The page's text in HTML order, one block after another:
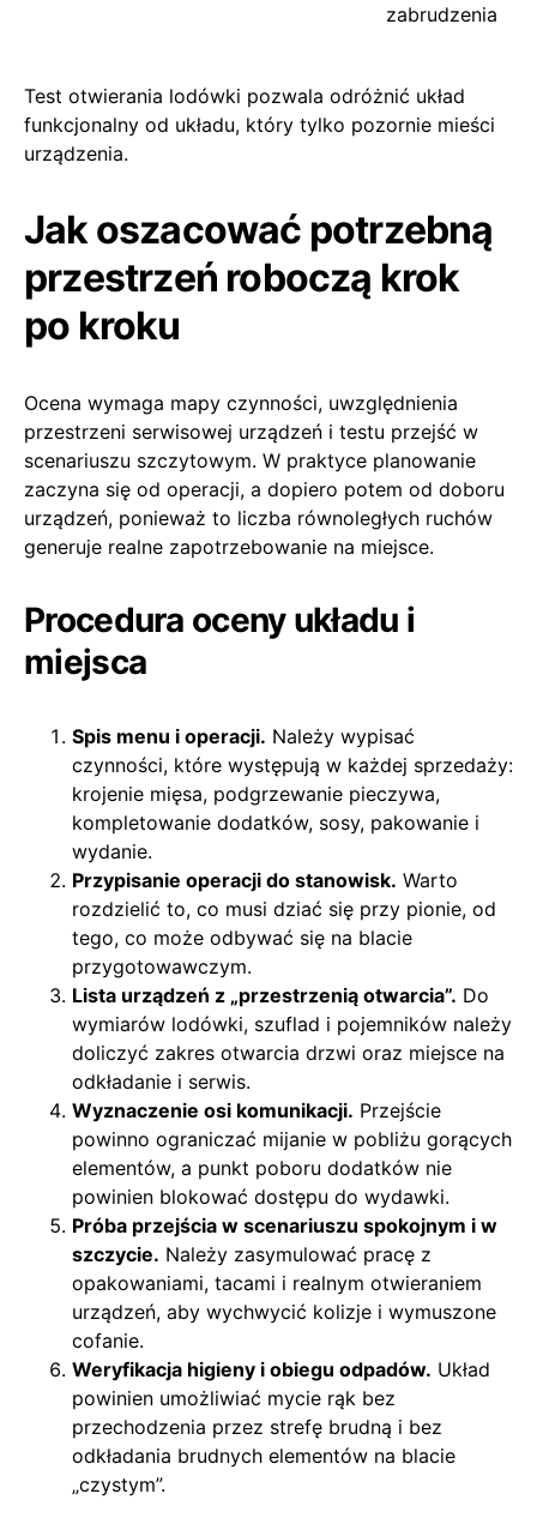
zabrudzenia
Test otwierania lodówki pozwala odróżnić układ
funkcjonalny od układu, który tylko pozornie mieści
urządzenia.
Jak oszacować potrzebną
przestrzeń roboczą krok
po kroku
Ocena wymaga mapy czynności, uwzględnienia
przestrzeni serwisowej urządzeń i testu przejść w
scenariuszu szczytowym. W praktyce planowanie
zaczyna się od operacji, a dopiero potem od doboru
urządzeń, ponieważ to liczba równoległych ruchów
generuje realne zapotrzebowanie na miejsce.
Procedura oceny układu i
miejsca
Spis menu i operacji. Należy wypisać
czynności, które występują w każdej sprzedaży:
krojenie mięsa, podgrzewanie pieczywa,
kompletowanie dodatków, sosy, pakowanie i
wydanie.
Przypisanie operacji do stanowisk. Warto
rozdzielić to, co musi dziać się przy pionie, od
tego, co może odbywać się na blacie
przygotowawczym.
Lista urządzeń z „przestrzenią otwarcia”. Do
wymiarów lodówki, szuflad i pojemników należy
doliczyć zakres otwarcia drzwi oraz miejsce na
odkładanie i serwis.
Wyznaczenie osi komunikacji. Przejście
powinno ograniczać mijanie w pobliżu gorących
elementów, a punkt poboru dodatków nie
powinien blokować dostępu do wydawki.
Próba przejścia w scenariuszu spokojnym i w
szczycie. Należy zasymulować pracę z
opakowaniami, tacami i realnym otwieraniem
urządzeń, aby wychwycić kolizje i wymuszone
cofanie.
Weryfikacja higieny i obiegu odpadów. Układ
powinien umożliwiać mycie rąk bez
przechodzenia przez strefę brudną i bez
odkładania brudnych elementów na blacie
„czystym”.